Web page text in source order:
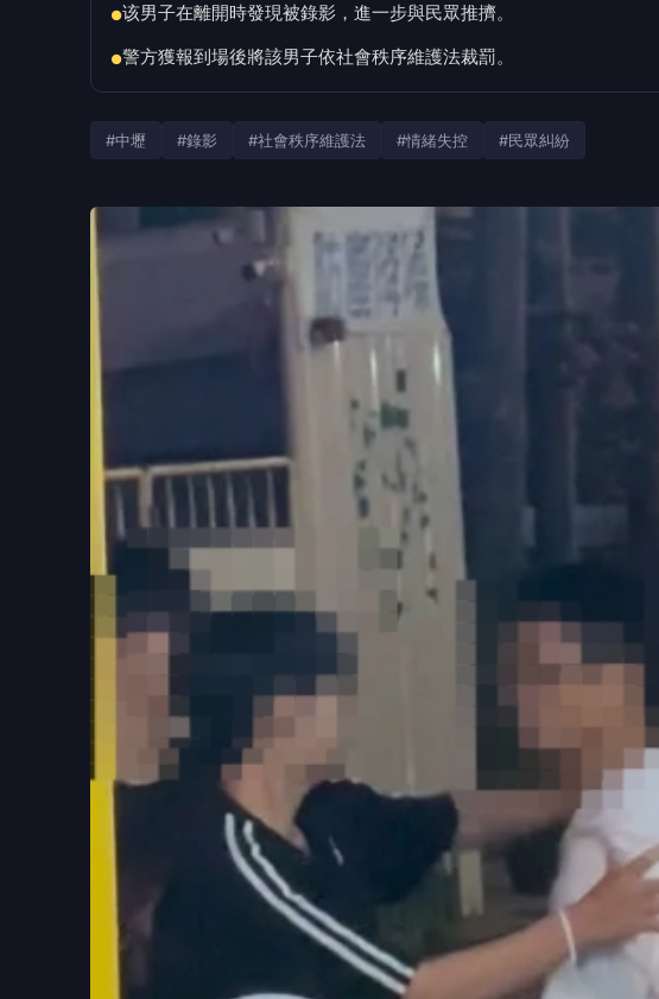
●该男子在離開時發現被錄影，進一步與民眾推擠。
●警方獲報到場後將該男子依社會秩序維護法裁罰。
#中壢 #錄影 #社會秩序維護法 #情緒失控 #民眾糾紛